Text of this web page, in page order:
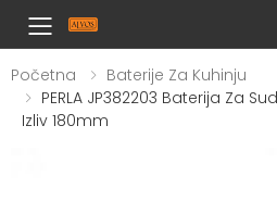
Toggle mobile
Početna
Baterije Za Kuhinju
PERLA JP382203 Baterija Za
Izliv 180mm